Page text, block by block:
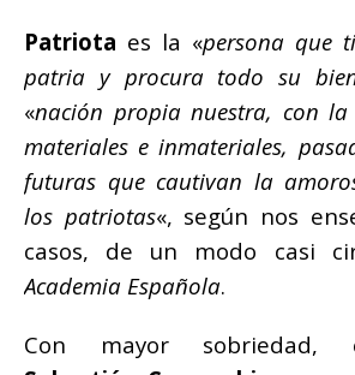
Patriota es la «persona que
patria y procura todo su
«nación propia nuestra, con la
materiales e inmateriales,
futuras que cautivan la
los patriotas«, según nos
casos, de un modo casi
Academia Española.
Con mayor sobriedad,